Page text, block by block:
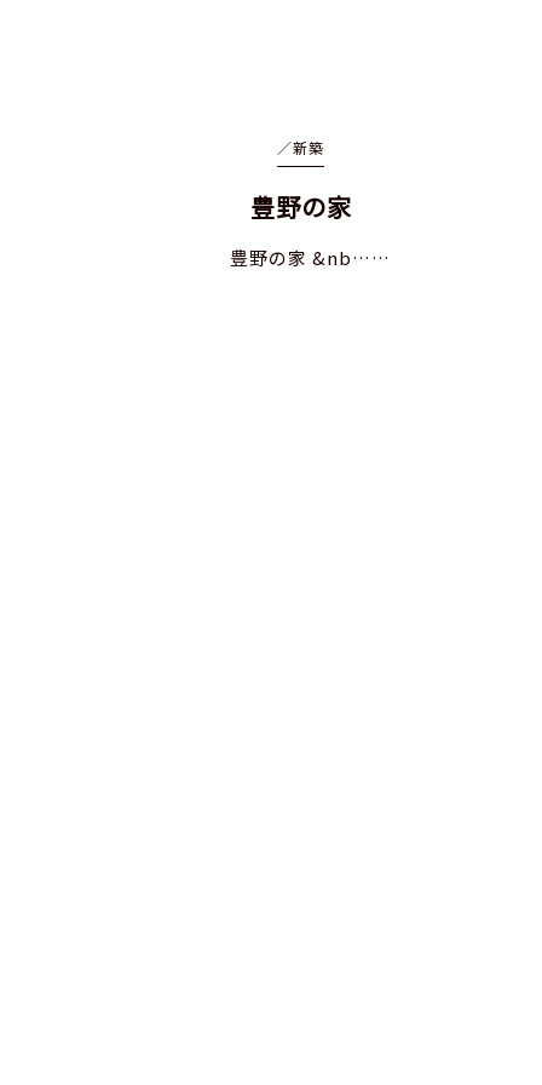
／新築
豊野の家
豊野の家 &nb……